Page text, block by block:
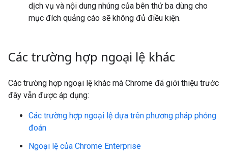
dịch vụ và nội dung nhúng của bên thứ ba dùng cho
mục đích quảng cáo sẽ không đủ điều kiện.
Các trường hợp ngoại lệ khác
Các trường hợp ngoại lệ khác mà Chrome đã giới thiệu trước
đây vẫn được áp dụng:
Các trường hợp ngoại lệ dựa trên phương pháp phỏng
đoán
Ngoại lệ của Chrome Enterprise